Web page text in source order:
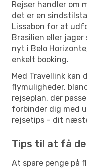
Rejser handler om
det er en
Lissabon for at
Brasilien eller
nyt i Belo
enkelt booking.
Med Travellink kan
flymuligheder,
rejseplan, der
forbinder dig med
rejsetips – dit
Tips til at få
At spare penge på